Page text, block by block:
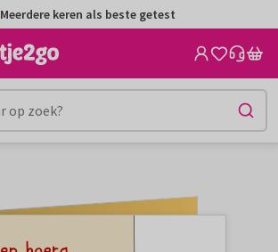
Meerdere keren als beste getest